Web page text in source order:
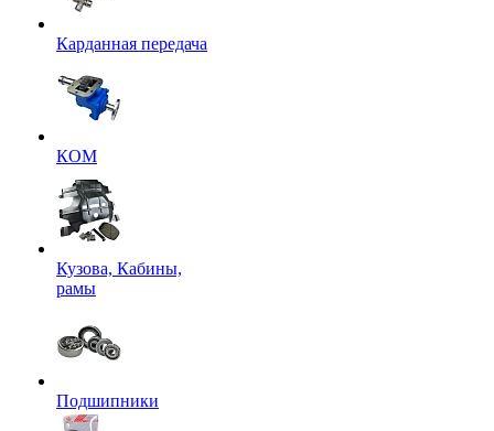
Карданная передача
КОМ
Кузова, Кабины,
рамы
Подшипники